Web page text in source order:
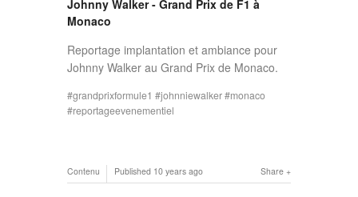
Johnny Walker - Grand Prix de F1 à
Monaco
Reportage implantation et ambiance pour
Johnny Walker au Grand Prix de Monaco.
grandprixformule1 johnniewalker
monaco
reportageevenementiel
Share
Contenu Published 10 years ago